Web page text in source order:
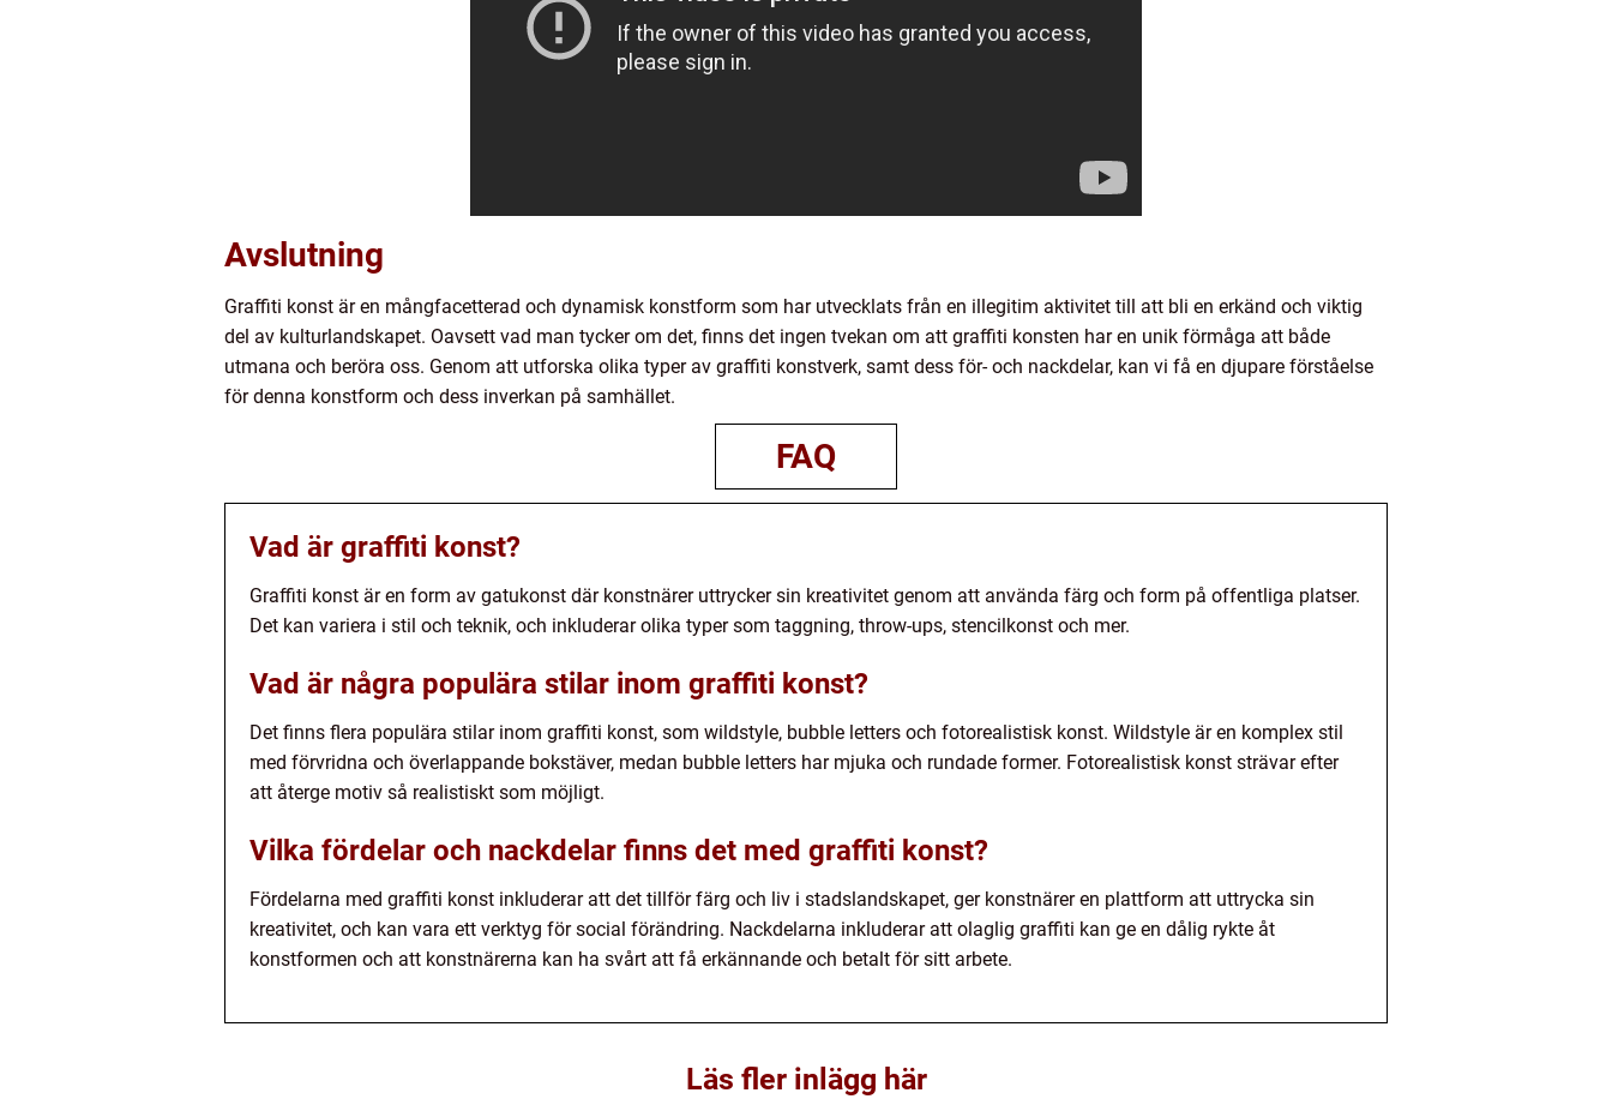
Avslutning
Graffiti konst är en mångfacetterad och dynamisk konstform som har utvecklats från en illegitim aktivitet till att bli en erkänd och viktig
del av kulturlandskapet. Oavsett vad man tycker om det, finns det ingen tvekan om att graffiti konsten har en unik förmåga att både
utmana och beröra oss. Genom att utforska olika typer av graffiti konstverk, samt dess för- och nackdelar, kan vi få en djupare förståelse
för denna konstform och dess inverkan på samhället.
FAQ
Vad är graffiti konst?
Graffiti konst är en form av gatukonst där konstnärer uttrycker sin kreativitet genom att använda färg och form på offentliga platser.
Det kan variera i stil och teknik, och inkluderar olika typer som taggning, throw-ups, stencilkonst och mer.
Vad är några populära stilar inom graffiti konst?
Det finns flera populära stilar inom graffiti konst, som wildstyle, bubble letters och fotorealistisk konst. Wildstyle är en komplex stil
med förvridna och överlappande bokstäver, medan bubble letters har mjuka och rundade former. Fotorealistisk konst strävar efter
att återge motiv så realistiskt som möjligt.
Vilka fördelar och nackdelar finns det med graffiti konst?
Fördelarna med graffiti konst inkluderar att det tillför färg och liv i stadslandskapet, ger konstnärer en plattform att uttrycka sin
kreativitet, och kan vara ett verktyg för social förändring. Nackdelarna inkluderar att olaglig graffiti kan ge en dålig rykte åt
konstformen och att konstnärerna kan ha svårt att få erkännande och betalt för sitt arbete.
Läs fler inlägg här